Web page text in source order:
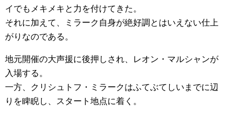
イでもメキメキと力を付けてきた。
それに加えて、ミラーク自身が絶好調とはいえない仕上
がりなのである。
地元開催の大声援に後押しされ、レオン・マルシャンが
入場する。
一方、クリシュトフ・ミラークはふてぶてしいまでに辺
りを睥睨し、スタート地点に着く。